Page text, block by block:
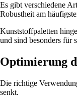
Es gibt verschiedene
Robustheit am
Kunststoffpaletten
und sind besonders für
Optimierung
Die richtige
senkt.